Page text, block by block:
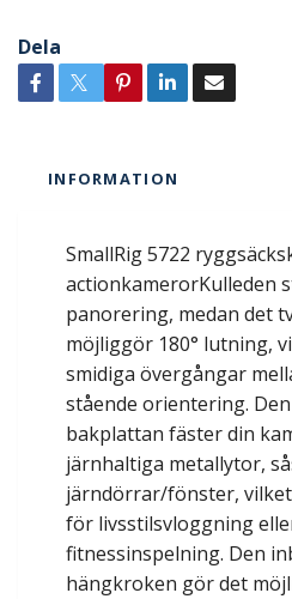
Dela
INFORMATION
SmallRig 5722
actionkamerorKulleden
panorering, medan det
möjliggör 180° lutning,
smidiga övergångar
stående orientering.
bakplattan fäster din
järnhaltiga metallytor,
järndörrar/fönster,
för livsstilsvloggning
fitnessinspelning. Den
hängkroken gör det